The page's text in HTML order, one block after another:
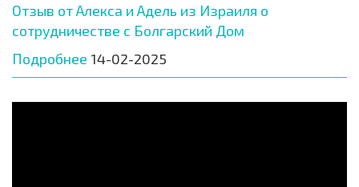
Отзыв от Алекса и Адель из Израиля о
сотрудничестве с Болгарский Дом
Подробнее 14-02-2025